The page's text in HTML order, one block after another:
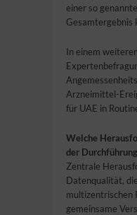
einer so
Gesamtergebnis
In einem
Arzneimittel-
für UAE in
Welche
der
Zentrale
Datenqualität,
multizentrischen
gemeinsame